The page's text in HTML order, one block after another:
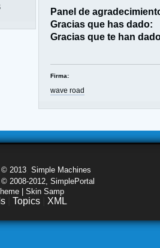
Panel de
Gracias que has dado:
Gracias que te han
Firma:
wave road
2013 Simple Machines
2008-2012, SimplePortal
| Skin Samp
Topics XML